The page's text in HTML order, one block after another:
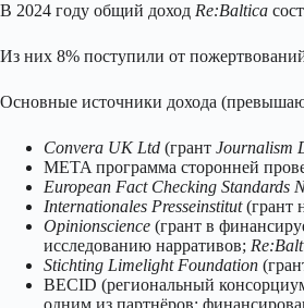
В 2024 году общий доход Re:Baltica
Из них 8% поступили от
Основные источники дохода
Convera UK Ltd (грант Journalism
META программа сторонней
European Fact Checking Standards
Internationales Presseinstitut(грант
Opinionscience (грант в
исследованию нарративов;
Stichting Limelight Foundation
BECID (региональный